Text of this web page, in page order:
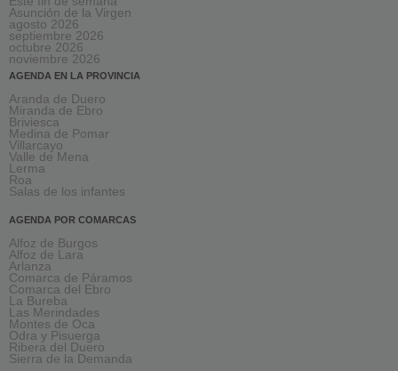
Asunción de la Virgen
agosto 2026
septiembre 2026
octubre 2026
noviembre 2026
AGENDA EN LA PROVINCIA
Aranda de Duero
Miranda de Ebro
Briviesca
Medina de Pomar
Villarcayo
Valle de Mena
Lerma
Roa
Salas de los infantes
AGENDA POR COMARCAS
Alfoz de Burgos
Alfoz de Lara
Arlanza
Comarca de Páramos
Comarca del Ebro
La Bureba
Las Merindades
Montes de Oca
Odra y Pisuerga
Ribera del Duero
Sierra de la Demanda